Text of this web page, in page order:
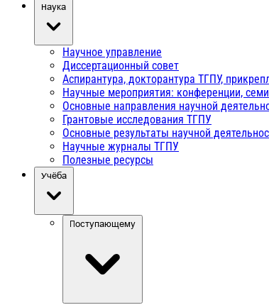
Наука
Научное управление
Диссертационный совет
Аспирантура, докторантура ТГПУ,
Научные мероприятия: конференции,
Основные направления научной
Грантовые исследования ТГПУ
Основные результаты научной
Научные журналы ТГПУ
Полезные ресурсы
Учёба
Поступающему